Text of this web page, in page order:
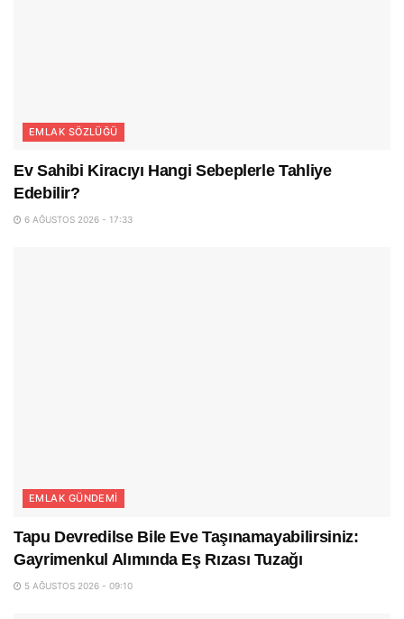
EMLAK SÖZLÜĞÜ
Ev Sahibi Kiracıyı Hangi Sebeplerle Tahliye
Edebilir?
6 AĞUSTOS 2026 - 17:33
EMLAK GÜNDEMI
Tapu Devredilse Bile Eve Taşınamayabilirsiniz:
Gayrimenkul Alımında Eş Rızası Tuzağı
5 AĞUSTOS 2026 - 09:10